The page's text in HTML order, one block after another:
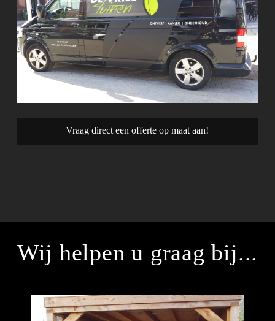
Vraag direct een offerte op maat aan!
Wij helpen u graag bij...